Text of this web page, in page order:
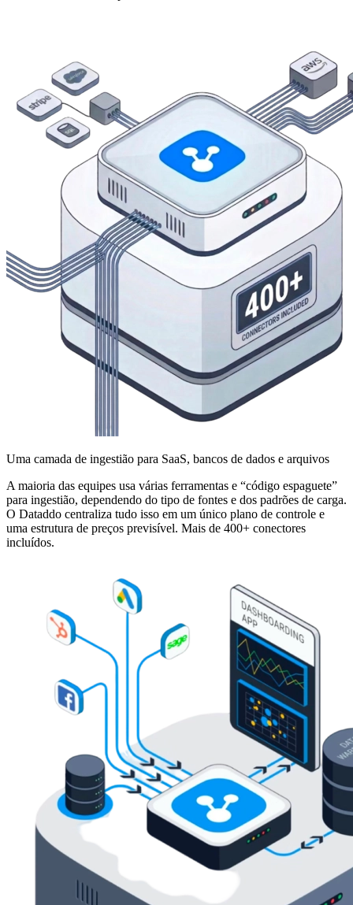
Uma camada de ingestião para SaaS, bancos de dados e arquivos
A maioria das equipes usa várias ferramentas e “código espaguete”
para ingestião, dependendo do tipo de fontes e dos padrões de carga.
O Dataddo centraliza tudo isso em um único plano de controle e
uma estrutura de preços previsível. Mais de 400+ conectores
incluídos.